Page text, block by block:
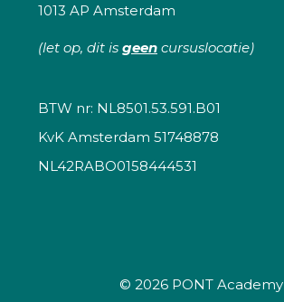
1013 AP Amsterdam
(let op, dit is geen cursuslocatie)
BTW nr: NL8501.53.591.B01
KvK Amsterdam 51748878
NL42RABO0158444531
© 2026 PONT Academy